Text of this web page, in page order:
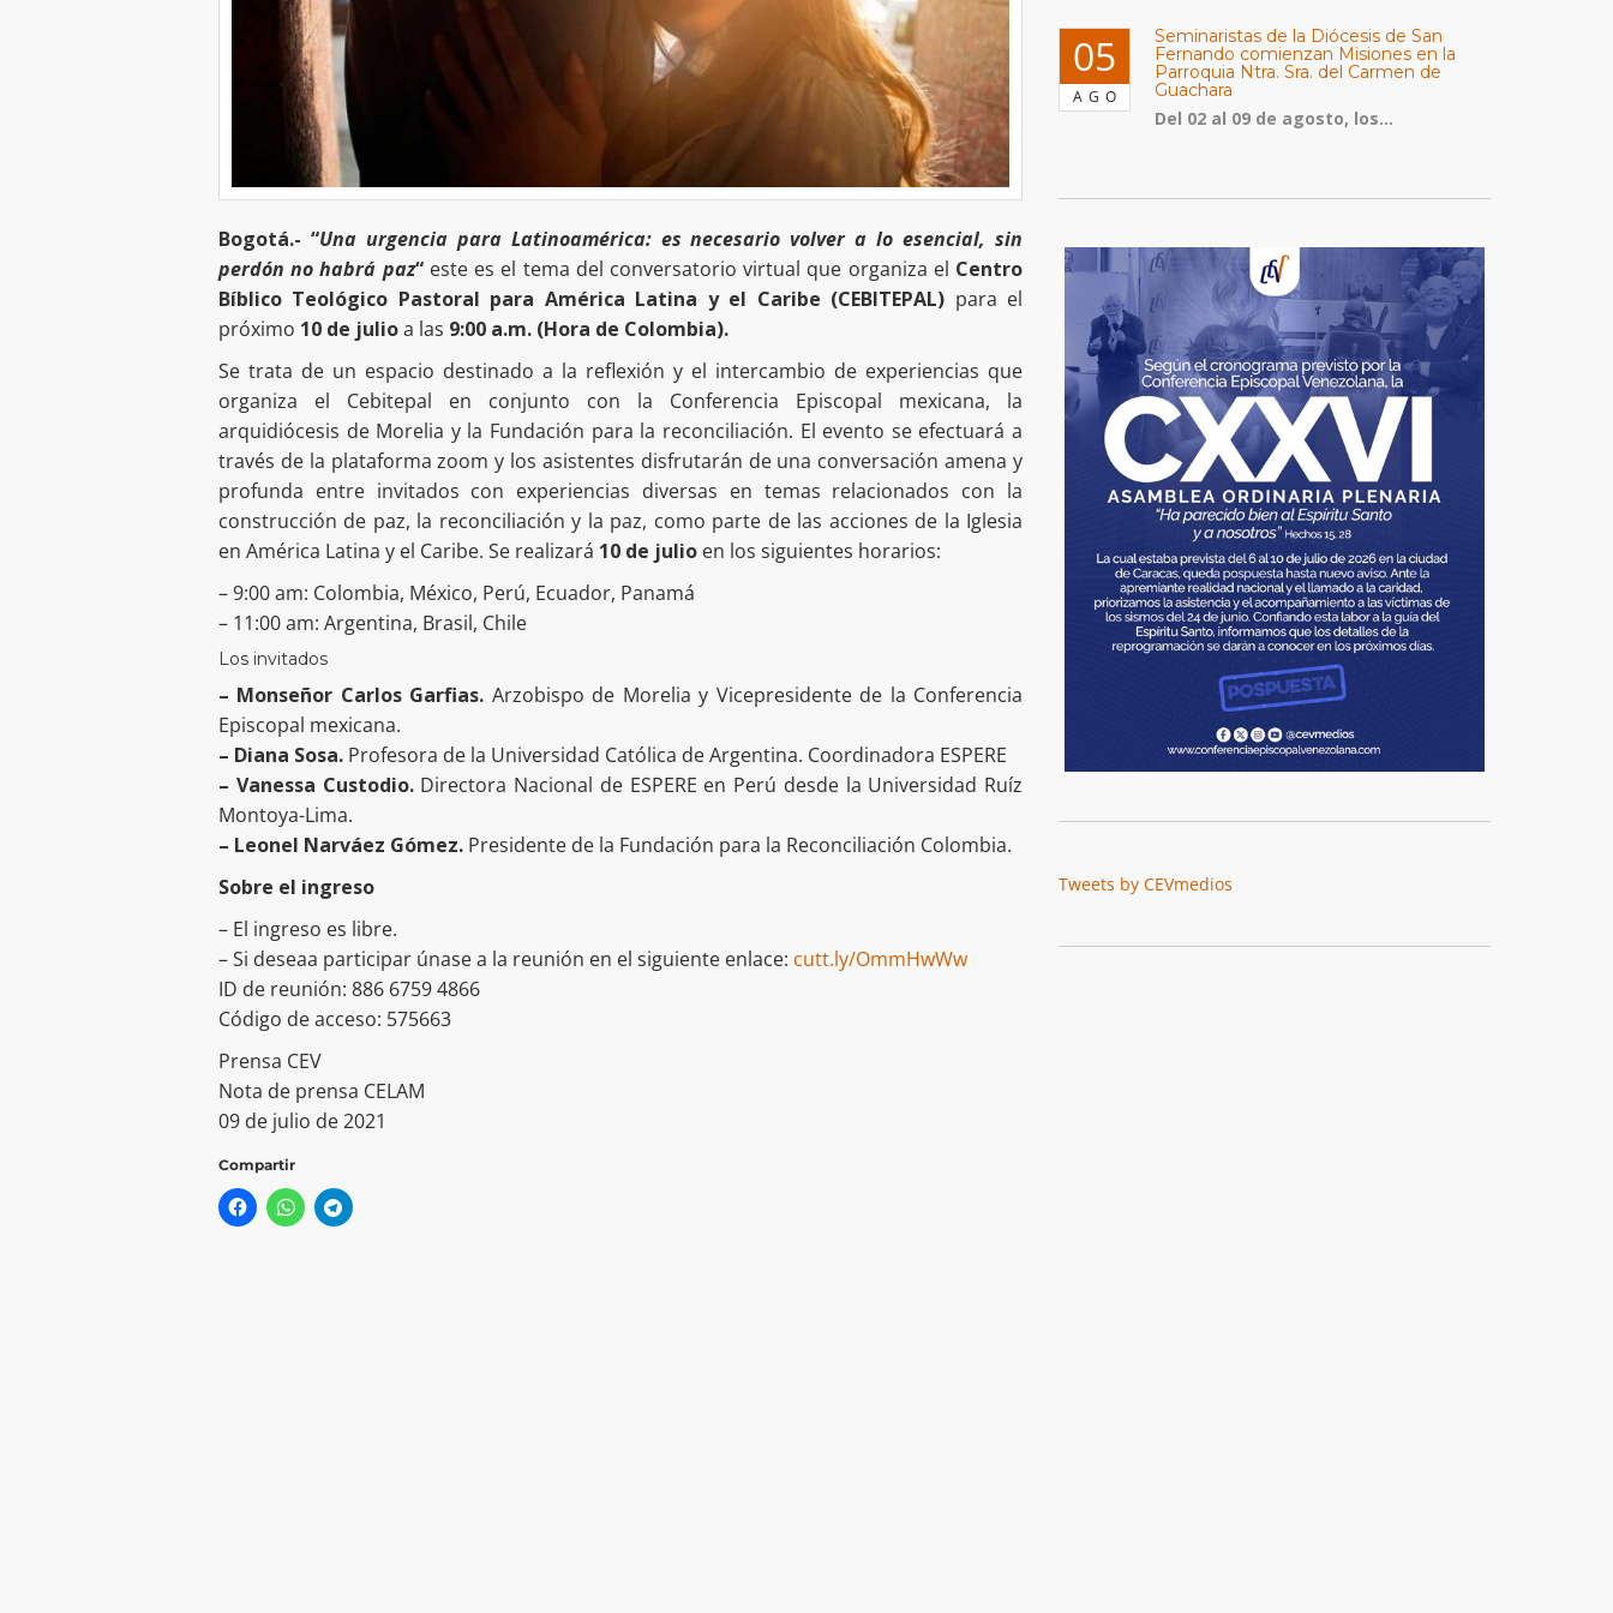
Bogotá.- “Una urgencia para Latinoamérica: es necesario volver a lo esencial, sin
perdón no habrá paz“este es el tema del conversatorio virtual que organiza el Centro
Bíblico Teológico Pastoral para América Latina y el Caribe (CEBITEPAL) para el
próximo 10 de julioa las 9:00 a.m. (Hora de Colombia).
Se trata de un espacio destinado a la reflexión y el intercambio de experiencias que
organiza el Cebitepal en conjunto con la Conferencia Episcopal mexicana, la
arquidiócesis de Morelia y la Fundación para la reconciliación. El evento se efectuará a
través de la plataforma zoom y los asistentes disfrutarán de una conversación amena y
profunda entre invitados con experiencias diversas en temas relacionados con la
construcción de paz, la reconciliación y la paz, como parte de las acciones de la Iglesia
en América Latina y el Caribe. Se realizará 10 de julio en los siguientes horarios:
– 9:00 am: Colombia, México, Perú, Ecuador, Panamá
– 11:00 am: Argentina, Brasil, Chile
Los invitados
– Monseñor Carlos Garfias. Arzobispo de Morelia y Vicepresidente de la Conferencia
Episcopal mexicana.
– Diana Sosa. Profesora de la Universidad Católica de Argentina. Coordinadora ESPERE
– Vanessa Custodio.Directora Nacional de ESPERE en Perú desde la Universidad Ruíz
Montoya-Lima.
– Leonel Narváez Gómez. Presidente de la Fundación para la Reconciliación Colombia.
Sobre el ingreso
– El ingreso es libre.
– Si deseaa participar únase a la reunión en el siguiente enlace: cutt.ly/OmmHwWw
ID de reunión: 886 6759 4866
Código de acceso: 575663
Prensa CEV
Nota de prensa CELAM
09 de julio de 2021
Compartir
05
AGO
Seminaristas de la Diócesis de San
Fernando comienzan Misiones en la
Parroquia Ntra. Sra. del Carmen de
Guachara
Del 02 al 09 de agosto, los...
Tweets by CEVmedios